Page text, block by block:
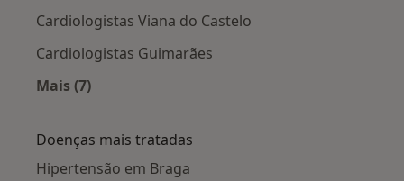
Cardiologistas Viana do Castelo
Cardiologistas Guimarães
Mais (7)
Doenças mais tratadas
Hipertensão em Braga